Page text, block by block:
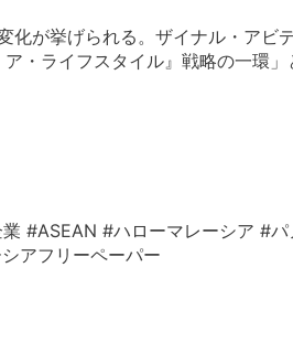
化が挙げられる。ザイナル・ アビ
ア・ライフスタイル』戦略の一環」
#ASEAN #ハローマレーシア #パ
アフリーペーパー